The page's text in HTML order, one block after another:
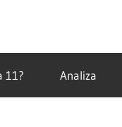
11? Analiza